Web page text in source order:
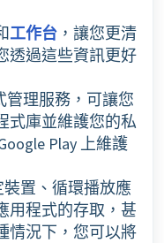
工作台 ，讓您更清
透過這些資訊更好
管理服務，可讓您
式庫並維護您的私
Play 上維護
置、循環播放應
用程式的存取，甚
情況下，您可以將